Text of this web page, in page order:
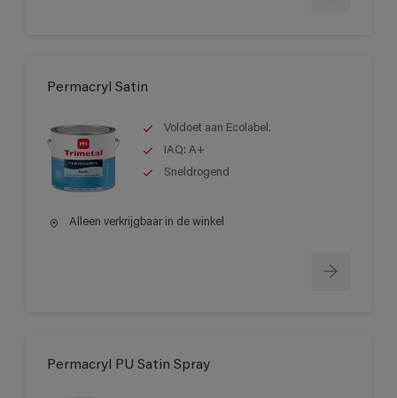
Permacryl Satin
Voldoet aan Ecolabel.
IAQ: A+
Sneldrogend
Alleen verkrijgbaar in de winkel
Permacryl PU Satin Spray